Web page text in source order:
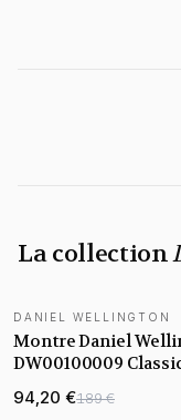
La collection
DANIEL WELLINGTON
Montre Daniel
DW00100009
40mm en Acier
Cuir Marron
94,20 €189 €